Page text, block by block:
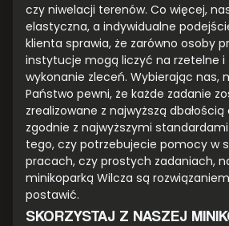
czy niwelacji terenów. Co więcej,
elastyczna, a indywidualne
klienta sprawia, że zarówno osoby
instytucje mogą liczyć na rzetelne i
wykonanie zleceń. Wybierając nas,
Państwo pewni, że każde zadanie
zrealizowane z najwyższą
zgodnie z najwyższymi
tego, czy potrzebujecie pomocy w
pracach, czy prostych zadaniach,
minikoparką Wilcza są
postawić.
SKORZYSTAJ Z NASZEJ